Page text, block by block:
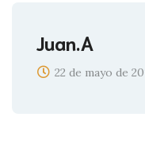
Juan.A
22 de mayo de